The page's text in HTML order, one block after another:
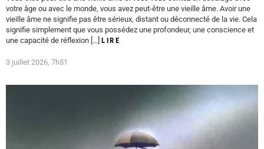
votre âge ou avec le monde, vous avez peut-être une vieille âme. Avoir une
vieille âme ne signifie pas être sérieux, distant ou déconnecté de la vie. Cela
signifie simplement que vous possédez une profondeur, une conscience et
une capacité de réflexion […] LIRE
3 juillet 2026, 7h51